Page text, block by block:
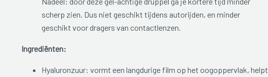
scherp zien. Dus niet geschikt tijdens autorijden, en minder
geschikt voor dragers van contactlenzen.
Ingrediënten:
Hyaluronzuur: vormt een langdurige film op het oogoppervlak, helpt